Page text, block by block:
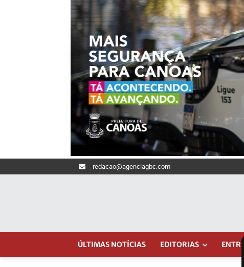
redacao@agenciagbc.com
ÚLTIMAS NOTÍCIAS EDITORIAS